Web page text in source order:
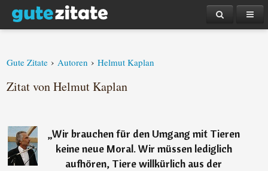
Gute Zitate › Autoren › Helmut Kaplan
Zitat von Helmut Kaplan
„Wir brauchen für den Umgang mit Tieren
keine neue Moral. Wir müssen lediglich
aufhören, Tiere willkürlich aus der